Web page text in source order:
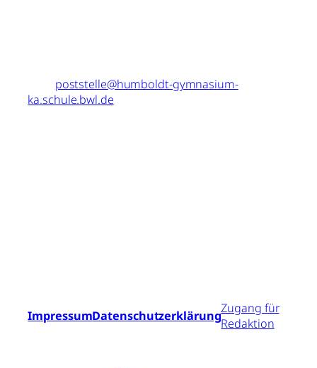
poststelle@humboldt-gymnasium-
ka.schule.bwl.de
ImpressumDatenschutzerklärungZugang für
Redaktion